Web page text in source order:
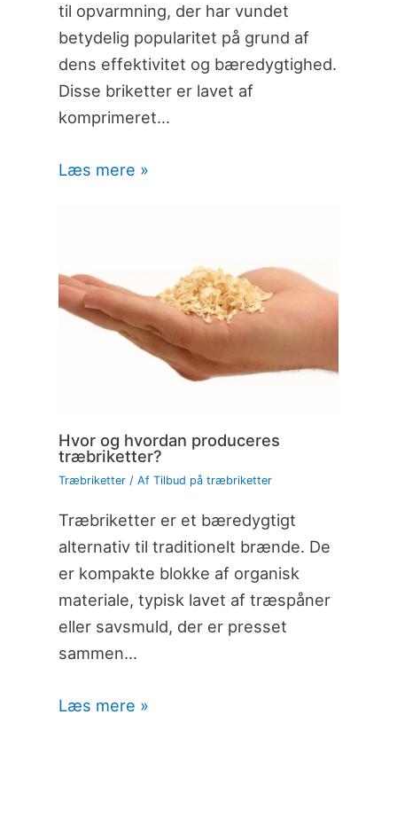
til opvarmning, der har vundet
betydelig popularitet på grund af
dens effektivitet og bæredygtighed.
Disse briketter er lavet af
komprimeret…
Læs mere »
Hvor og hvordan produceres
træbriketter?
Træbriketter/ Af Tilbud på træbriketter
Træbriketter er et bæredygtigt
alternativ til traditionelt brænde. De
er kompakte blokke af organisk
materiale, typisk lavet af træspåner
eller savsmuld, der er presset
sammen…
Læs mere »